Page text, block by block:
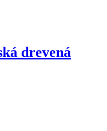
drevená